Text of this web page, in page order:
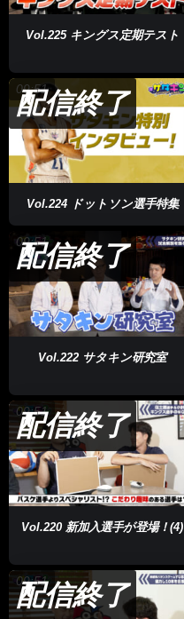
Vol.225 キングス定期テスト
09:51
配信終了
Vol.224 ドットソン選手特集
09:51
配信終了
Vol.222 サタキン研究室
09:51
配信終了
Vol.220 新加入選手が登場！(4)
09:51
配信終了